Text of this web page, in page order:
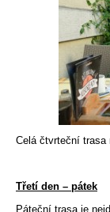
Celá čtvrteční trasa
Třetí den – pátek
Páteční trasa je